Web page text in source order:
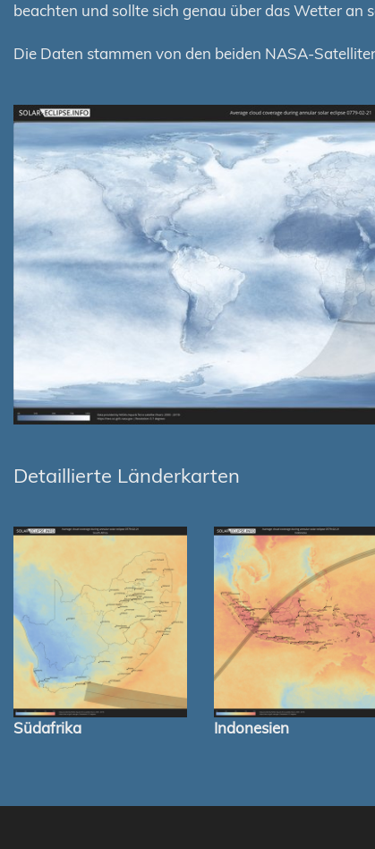
beachten und sollte sich genau über das Wetter
Die Daten stammen von den beiden NASA-
Detaillierte Länderkarten
Südafrika Indonesien